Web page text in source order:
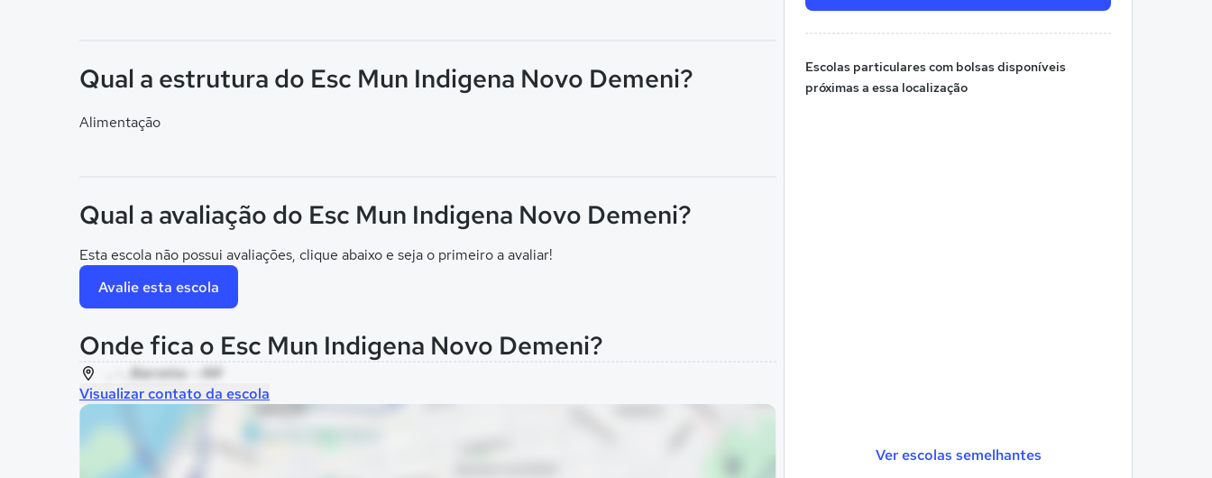
Escolas particulares com bolsas disponíveis
próximas a essa localização
Ver escolas semelhantes
Qual a estrutura do Esc Mun Indigena Novo Demeni?
Alimentação
Qual a avaliação do Esc Mun Indigena Novo Demeni?
Esta escola não possui avaliações, clique abaixo e seja o primeiro a avaliar!
Avalie esta escola
Onde fica o Esc Mun Indigena Novo Demeni?
, - , Barcelos - AM
Visualizar contato da escola